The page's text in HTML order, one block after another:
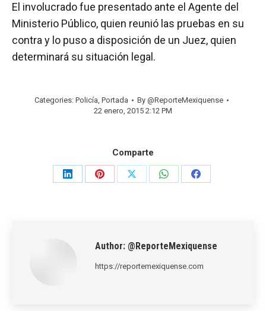
El involucrado fue presentado ante el Agente del
Ministerio Público, quien reunió las pruebas en su
contra y lo puso a disposición de un Juez, quien
determinará su situación legal.
Categories: Policía, Portada By @ReporteMexiquense
22 enero, 2015 2:12 PM
Comparte
Share
Share
Share
Share
Share
Author: @ReporteMexiquense
https://reportemexiquense.com